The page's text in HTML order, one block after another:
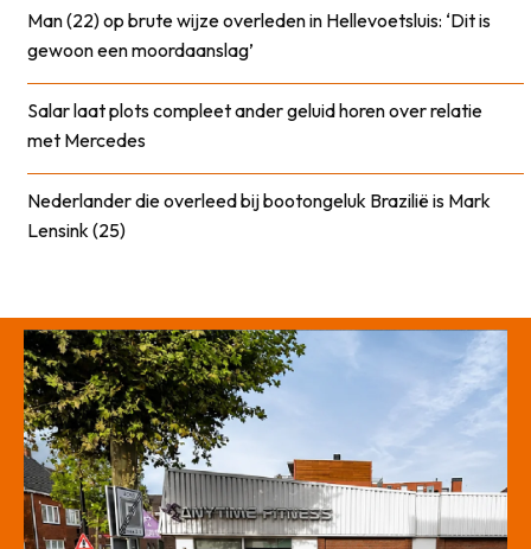
Man (22) op brute wijze overleden in Hellevoetsluis: ‘Dit is
gewoon een moordaanslag’
Salar laat plots compleet ander geluid horen over relatie
met Mercedes
Nederlander die overleed bij bootongeluk Brazilië is Mark
Lensink (25)